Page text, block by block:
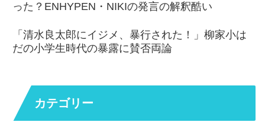
った？ENHYPEN・NIKIの発言の解釈酷い
「清水良太郎にイジメ、暴行された！」柳家小は
だの小学生時代の暴露に賛否両論
カテゴリー